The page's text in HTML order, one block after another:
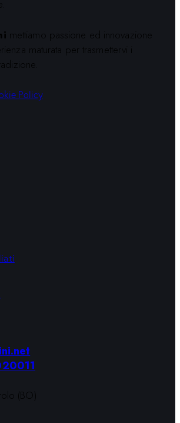
mettiamo passione ed innovazione
maturata per trasmettervi i
Policy
(BO)